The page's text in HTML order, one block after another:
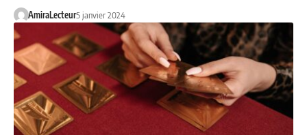
AmiraLecteur5 janvier 2024